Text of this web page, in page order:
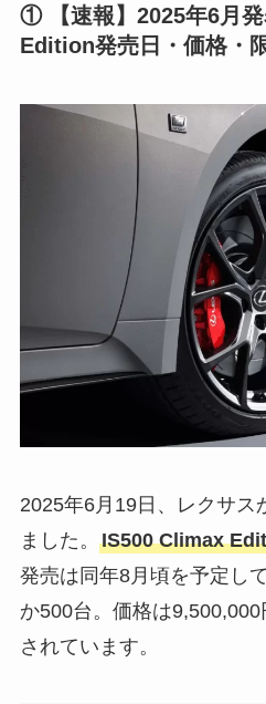
① 【速報】2025年6月
Edition発売日・価格・
2025年6月19日、レクサス
ました。 IS500 Climax
発売は同年8月頃を予定し
か500台。価格は
されています。